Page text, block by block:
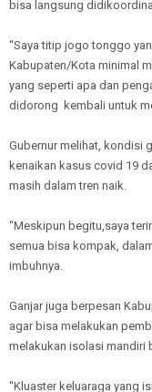
bisa langsung
“Saya titip jogo tonggo
Kabupaten/Kota minimal
yang seperti apa dan
didorong kembali untuk
Gubernur melihat, kondisi
kenaikan kasus covid 19
masih dalam tren naik.
“Meskipun begitu,saya
semua bisa kompak,
imbuhnya.
Ganjar juga berpesan
agar bisa melakukan
melakukan isolasi mandiri
“Kluaster keluaraga yang